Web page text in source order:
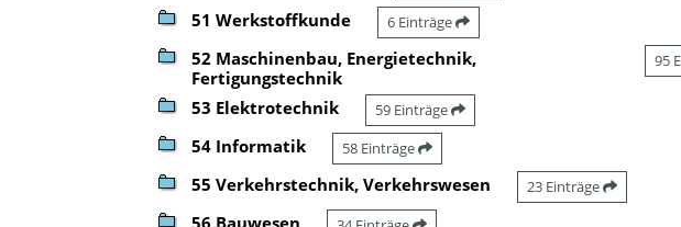
51 Werkstoffkunde 6 Einträge
52 Maschinenbau, Energietechnik,
Fertigungstechnik
95
53 Elektrotechnik 59 Einträge
54 Informatik 58 Einträge
55 Verkehrstechnik, Verkehrswesen 23 Einträge
56 Bauwesen